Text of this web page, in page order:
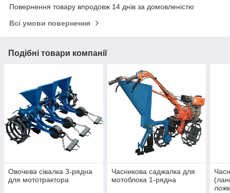
Повернення товару впродовж 14 днів за домовленістю
Всі умови повернення
Подібні товари компанії
Овочева сівалка 3-рядна
для мототрактора
Часникова саджалка для
мотоблока 1-рядна